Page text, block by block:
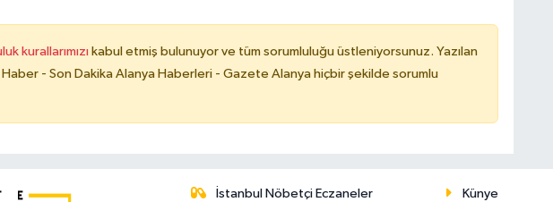
kurallarımızı kabul etmiş bulunuyor ve tüm sorumluluğu üstleniyorsunuz. Yazılan
- Son Dakika Alanya Haberleri - Gazete Alanya hiçbir şekilde sorumlu
İstanbul Nöbetçi Eczaneler Künye